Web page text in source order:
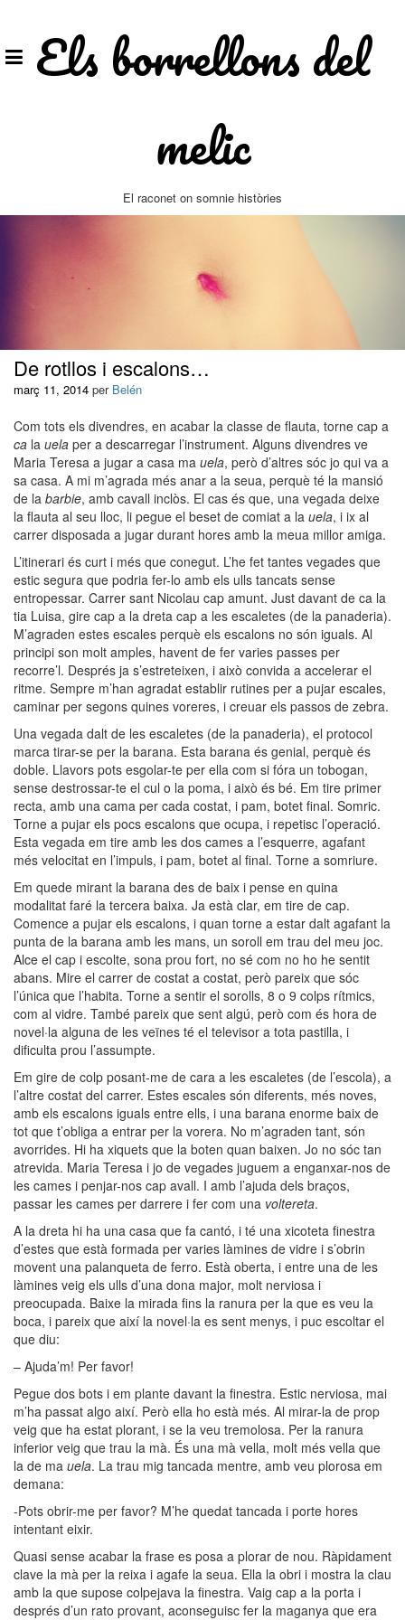
contingutEls borrellons del
melic
El raconet on somnie històries
De rotllos i escalons…
març 11, 2014 per Belén
Com tots els divendres, en acabar la classe de flauta, torne cap a
ca la uela per a descarregar l’instrument. Alguns divendres ve
Maria Teresa a jugar a casa ma uela, però d’altres sóc jo qui va a
sa casa. A mi m’agrada més anar a la seua, perquè té la mansió
de la barbie, amb cavall inclòs. El cas és que, una vegada deixe
la flauta al seu lloc, li pegue el beset de comiat a la uela, i ix al
carrer disposada a jugar durant hores amb la meua millor amiga.
L’itinerari és curt i més que conegut. L’he fet tantes vegades que
estic segura que podria fer-lo amb els ulls tancats sense
entropessar. Carrer sant Nicolau cap amunt. Just davant de ca la
tia Luisa, gire cap a la dreta cap a les escaletes (de la panaderia).
M’agraden estes escales perquè els escalons no són iguals. Al
principi son molt amples, havent de fer varies passes per
recorre’l. Després ja s’estreteixen, i això convida a accelerar el
ritme. Sempre m’han agradat establir rutines per a pujar escales,
caminar per segons quines voreres, i creuar els passos de zebra.
Una vegada dalt de les escaletes (de la panaderia), el protocol
marca tirar-se per la barana. Esta barana és genial, perquè és
doble. Llavors pots esgolar-te per ella com si fóra un tobogan,
sense destrossar-te el cul o la poma, i això és bé. Em tire primer
recta, amb una cama per cada costat, i pam, botet final. Somric.
Torne a pujar els pocs escalons que ocupa, i repetisc l’operació.
Esta vegada em tire amb les dos cames a l’esquerre, agafant
més velocitat en l’impuls, i pam, botet al final. Torne a somriure.
Em quede mirant la barana des de baix i pense en quina
modalitat faré la tercera baixa. Ja està clar, em tire de cap.
Comence a pujar els escalons, i quan torne a estar dalt agafant la
punta de la barana amb les mans, un soroll em trau del meu joc.
Alce el cap i escolte, sona prou fort, no sé com no ho he sentit
abans. Mire el carrer de costat a costat, però pareix que sóc
l’única que l’habita. Torne a sentir el sorolls, 8 o 9 colps rítmics,
com al vidre. També pareix que sent algú, però com és hora de
novel·la alguna de les veïnes té el televisor a tota pastilla, i
dificulta prou l’assumpte.
Em gire de colp posant-me de cara a les escaletes (de l’escola), a
l’altre costat del carrer. Estes escales són diferents, més noves,
amb els escalons iguals entre ells, i una barana enorme baix de
tot que t’obliga a entrar per la vorera. No m’agraden tant, són
avorrides. Hi ha xiquets que la boten quan baixen. Jo no sóc tan
atrevida. Maria Teresa i jo de vegades juguem a enganxar-nos de
les cames i penjar-nos cap avall. I amb l’ajuda dels braços,
passar les cames per darrere i fer com una voltereta.
A la dreta hi ha una casa que fa cantó, i té una xicoteta finestra
d’estes que està formada per varies làmines de vidre i s’obrin
movent una palanqueta de ferro. Està oberta, i entre una de les
làmines veig els ulls d’una dona major, molt nerviosa i
preocupada. Baixe la mirada fins la ranura per la que es veu la
boca, i pareix que així la novel·la es sent menys, i puc escoltar el
que diu:
– Ajuda’m! Per favor!
Pegue dos bots i em plante davant la finestra. Estic nerviosa, mai
m’ha passat algo així. Però ella ho està més. Al mirar-la de prop
veig que ha estat plorant, i se la veu tremolosa. Per la ranura
inferior veig que trau la mà. És una mà vella, molt més vella que
la de ma uela. La trau mig tancada mentre, amb veu plorosa em
demana:
-Pots obrir-me per favor? M’he quedat tancada i porte hores
intentant eixir.
Quasi sense acabar la frase es posa a plorar de nou. Ràpidament
clave la mà per la reixa i agafe la seua. Ella la obri i mostra la clau
amb la que supose colpejava la finestra. Vaig cap a la porta i
després d’un rato provant, aconseguisc fer la maganya que era